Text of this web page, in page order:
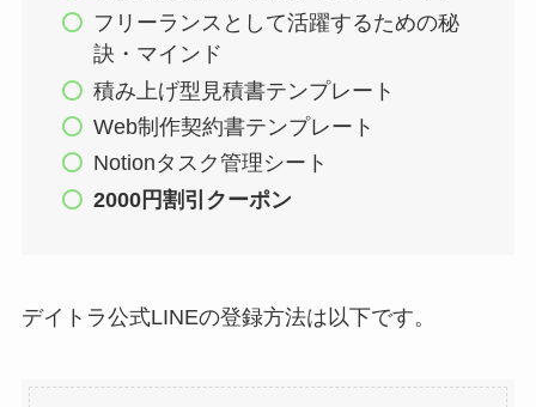
フリーランスとして活躍するための秘
訣・マインド
積み上げ型見積書テンプレート
Web制作契約書テンプレート
Notionタスク管理シート
2000円割引クーポン
デイトラ公式LINEの登録方法は以下です。